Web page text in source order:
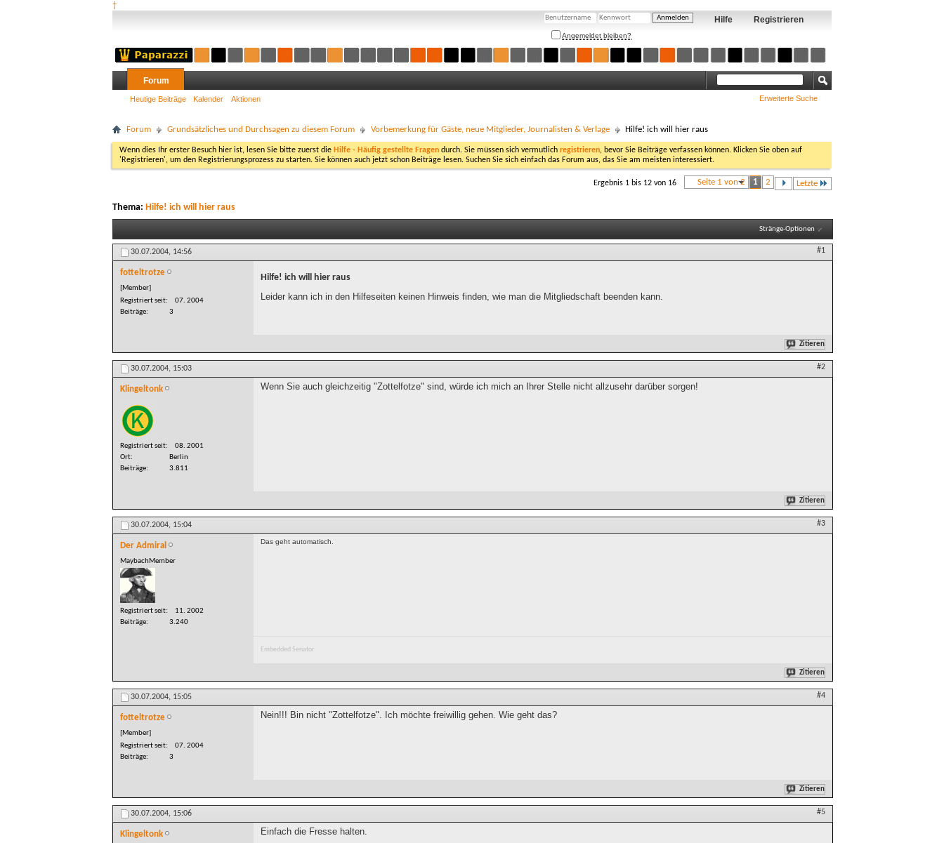
†
Registrieren
Hilfe
Angemeldet bleiben?
Forum
Heutige Beiträge Kalender Aktionen Erweiterte Suche
Forum Grundsätzliches und Durchsagen zu diesem Forum Vorbemerkung für Gäste, neue Mitglieder, Journalisten & Verlage Hilfe! ich will hier raus
Wenn dies Ihr erster Besuch hier ist, lesen Sie bitte zuerst die Hilfe - Häufig gestellte Fragen durch. Sie müssen sich vermutlich registrieren, bevor Sie Beiträge verfassen können. Klicken Sie oben auf
'Registrieren', um den Registrierungsprozess zu starten. Sie können auch jetzt schon Beiträge lesen. Suchen Sie sich einfach das Forum aus, das Sie am meisten interessiert.
Seite 1 von 2 1 2 Letzte
Ergebnis 1 bis 12 von 16
Thema: Hilfe! ich will hier raus
Stränge-Optionen
30.07.2004, 14:56 #1
fotteltrotze
[Member]
Registriert seit
07. 2004
Beiträge
3
Hilfe! ich will hier raus
Leider kann ich in den Hilfeseiten keinen Hinweis finden, wie man die Mitgliedschaft beenden kann.
Zitieren
30.07.2004, 15:03 #2
Klingeltonk
Registriert seit
08. 2001
Ort
Berlin
Beiträge
3.811
Wenn Sie auch gleichzeitig "Zottelfotze" sind, würde ich mich an Ihrer Stelle nicht allzusehr darüber sorgen!
Zitieren
30.07.2004, 15:04 #3
Der Admiral
MaybachMember
Registriert seit
11. 2002
Beiträge
3.240
Das geht automatisch.
Embedded Senator
Zitieren
30.07.2004, 15:05 #4
fotteltrotze
[Member]
Registriert seit
07. 2004
Beiträge
3
Nein!!! Bin nicht "Zottelfotze". Ich möchte freiwillig gehen. Wie geht das?
Zitieren
30.07.2004, 15:06 #5
Klingeltonk Einfach die Fresse halten.